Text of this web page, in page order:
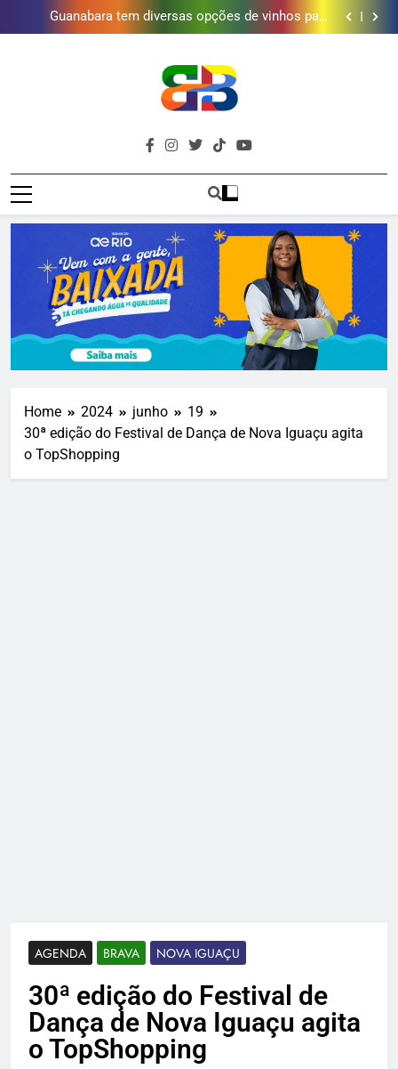
de água por ano na Baixada Fluminense
Guanabara tem diversas opções de vinhos para
presentear o seu pai. Descubra como escolher o que
Gastro Samba reúne Nosso Sentimento e Gustavo
vinho em campanha de Dia dos Pais
Obra garante a preservação de 190 milhões de litros
de água por ano na Baixada Fluminense
Guanabara tem diversas opções de vinhos para
presentear o seu pai. Descubra como escolher o que
mais combina com ele
Gastro Samba reúne Nosso Sentimento e Gustavo
Lins em Nova Iguaçu neste fim de semana
Shopping Grande Rio sorteia MacBook e oferece
de água por ano na Baixada Fluminense
Brava
Baixada
Baixada Fluminense Em Destaque!
Home 2024 junho
19
30ª edição do Festival de Dança de Nova Iguaçu agita
o TopShopping
AGENDA BRAVA NOVA IGUAÇU
30ª edição do Festival de
Dança de Nova Iguaçu agita
o TopShopping